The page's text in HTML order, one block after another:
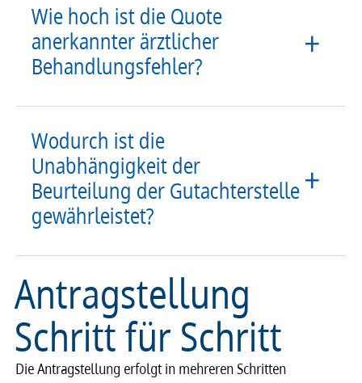
Wie hoch ist die Quote
anerkannter ärztlicher
Behandlungsfehler?
Wodurch ist die
Unabhängigkeit der
Beurteilung der Gutachterstelle
gewährleistet?
Antragstellung
Schritt für Schritt
Die Antragstellung erfolgt in mehreren Schritten